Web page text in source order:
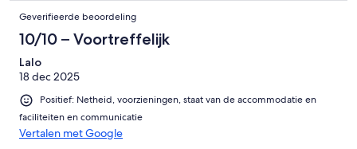
Geverifieerde beoordeling
10/10 – Voortreffelijk
Lalo
18 dec 2025
Positief: Netheid, voorzieningen, staat van de accommodatie en
faciliteiten en communicatie
Vertalen met Google